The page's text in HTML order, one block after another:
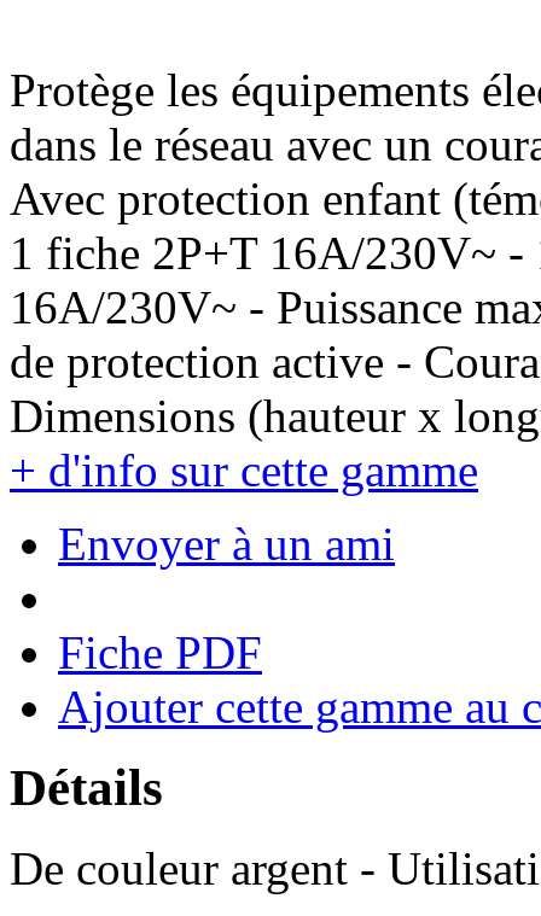
Protège les équipements
dans le réseau avec un
Avec protection enfant
1 fiche 2P+T 16A/230V~ -
16A/230V~ - Puissance
de protection active -
Dimensions (hauteur x
+ d'info sur cette gamme
Envoyer à un ami
Fiche PDF
Ajouter cette gamme au
Détails
De couleur argent -